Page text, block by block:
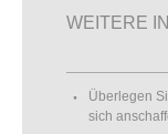
WEITERE
Überlegen
sich